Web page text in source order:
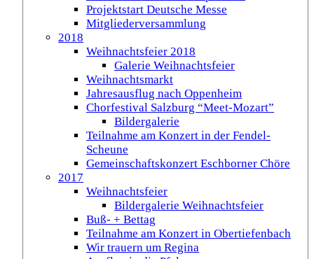
Projektstart Deutsche Messe
Mitgliederversammlung
2018
Weihnachtsfeier 2018
Galerie Weihnachtsfeier
Weihnachtsmarkt
Jahresausflug nach Oppenheim
Chorfestival Salzburg “Meet-Mozart”
Bildergalerie
Teilnahme am Konzert in der Fendel-
Scheune
Gemeinschaftskonzert Eschborner Chöre
2017
Weihnachtsfeier
Bildergalerie Weihnachtsfeier
Buß- + Bettag
Teilnahme am Konzert in Obertiefenbach
Wir trauern um Regina